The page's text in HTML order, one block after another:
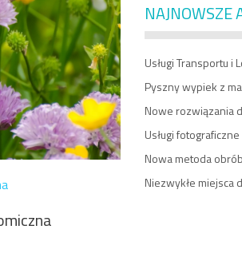
NAJNOWSZE
Usługi Transportu i
Pyszny wypiek z
Nowe rozwiązania
Usługi
Nowa metoda
Niezwykłe miejsca